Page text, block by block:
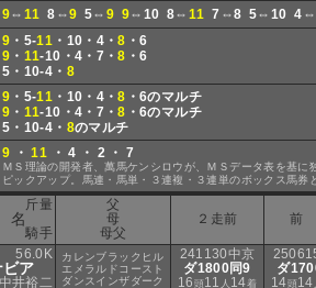
9⇔ 11 8⇔9 5⇔ 9 9⇔10 8⇔ 11 7⇔8 5⇔10
9 ・5-11 ・10・4・8 ・6
9 ・ 11-10・4・7・8 ・6
5・10-4・ 8
9 ・5-11 ・10・4・8 ・6のマルチ
9 ・ 11-10・4・7・8 ・6のマルチ
5・10-4・ 8のマルチ
9 ・11 ・ 4 ・ 2 ・ 7
ＭＳ理論の開発者、萬馬ケンシロウが、ＭＳデータ表を基に
ピックアップ。馬連・馬単・３連複・３連単のボックス馬券
斤量
騎手
父
母
母父
２走前 前
56.0K
ビア
中井裕二
カレンブラックヒル
エメラルドコースト
ダンスインザダーク
241130中京
ダ1800同9
16 頭11 人 14着
ダ
14頭14